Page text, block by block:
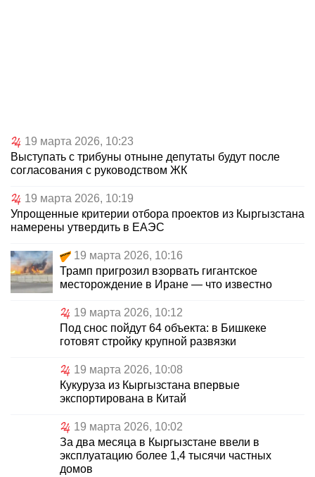
19 марта 2026, 10:23
Выступать с трибуны отныне депутаты будут после
согласования с руководством ЖК
19 марта 2026, 10:19
Упрощенные критерии отбора проектов из Кыргызстана
намерены утвердить в ЕАЭС
19 марта 2026, 10:16
Трамп пригрозил взорвать гигантское
месторождение в Иране — что известно
19 марта 2026, 10:12
Под снос пойдут 64 объекта: в Бишкеке
готовят стройку крупной развязки
19 марта 2026, 10:08
Кукуруза из Кыргызстана впервые
экспортирована в Китай
19 марта 2026, 10:02
За два месяца в Кыргызстане ввели в
эксплуатацию более 1,4 тысячи частных
домов